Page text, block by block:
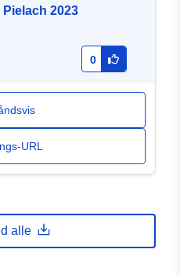
2023
0
URL
alle